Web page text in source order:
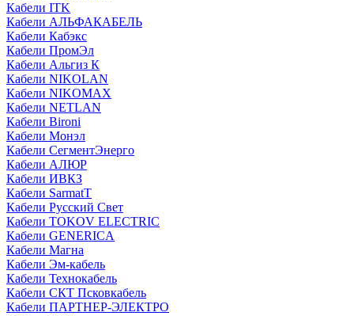
Кабели ITK
Кабели АЛЬФАКАБЕЛЬ
Кабели Кабэкс
Кабели ПромЭл
Кабели Альгиз К
Кабели NIKOLAN
Кабели NIKOMAX
Кабели NETLAN
Кабели Bironi
Кабели Монэл
Кабели СегментЭнерго
Кабели АЛЮР
Кабели ИВКЗ
Кабели SarmatT
Кабели Русский Свет
Кабели TOKOV ELECTRIC
Кабели GENERICA
Кабели Магна
Кабели Эм-кабель
Кабели Технокабель
Кабели СКТ Псковкабель
Кабели ПАРТНЕР-ЭЛЕКТРО